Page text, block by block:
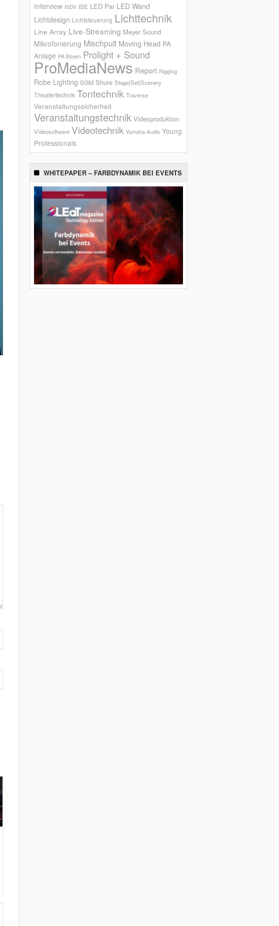
Interview ISDV ISE LED Par LED Wand
Lichtdesign Lichtsteuerung Lichttechnik
Line Array Live-Streaming Meyer Sound
Mikrofonierung Mischpult Moving Head PA
Anlage PA Boxen Prolight + Sound
ProMediaNews Report Rigging
Robe Lighting SGM Shure Stage|Set|Scenery
Theatertechnik Tontechnik Traverse
Veranstaltungssicherheit
Veranstaltungstechnik Videoproduktion
Videosoftware Videotechnik Yamaha Audio Young
Professionals
WHITEPAPER – FARBDYNAMIK BEI EVENTS